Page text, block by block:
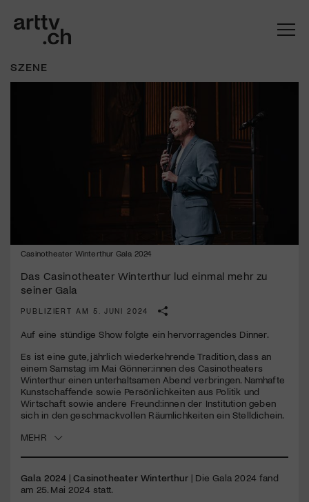
SZENE
Casinotheater Winterthur Gala 2024
Das Casinotheater Winterthur lud einmal mehr zu
seiner Gala
PUBLIZIERT AM 5. JUNI 2024
Auf eine stündige Show folgte ein hervorragendes Dinner.
Es ist eine gute, jährlich wiederkehrende Tradition, dass an
einem Samstag im Mai Gönner:innen des Casinotheaters
Winterthur einen unterhaltsamen Abend verbringen. Namhafte
Kunstschaffende sowie Persönlichkeiten aus Politik und
Wirtschaft sowie andere Freund:innen der Institution geben
sich in den geschmackvollen Räumlichkeiten ein Stelldichein.
MEHR
Gala 2024|Casinotheater Winterthur | Die Gala 2024 fand
am 25. Mai 2024 statt.
Kulturinstitution und unterstütze unsere Arbeit.
Mit deiner Mitgliedschaft erhältst du kostenlosen Zugang zu
Jetzt Mitglied werden